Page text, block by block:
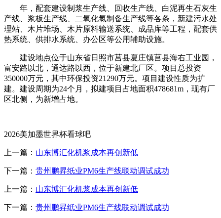
年，配套建设制浆生产线、回收生产线、白泥再生石灰生
产线、浆板生产线、二氧化氯制备生产线等各条，新建污水处
理站、木片堆场、木片原料输送系统、成品库等工程，配套供
热系统、供排水系统、办公区等公用辅助设施。
建设地点位于山东省日照市莒县夏庄镇莒县海右工业园，
富安路以北，通达路以西，位于新建北厂区。项目总投资
350000万元，其中环保投资21290万元。项目建设性质为扩
建。建设周期为24个月，拟建项目占地面积478681m，现有厂
区北侧，为新增占地。
2026美加墨世界杯看球吧
上一篇： 山东博汇化机浆成本再创新低
下一篇： 贵州鹏昇纸业PM6生产线联动调试成功
上一篇： 山东博汇化机浆成本再创新低
下一篇： 贵州鹏昇纸业PM6生产线联动调试成功